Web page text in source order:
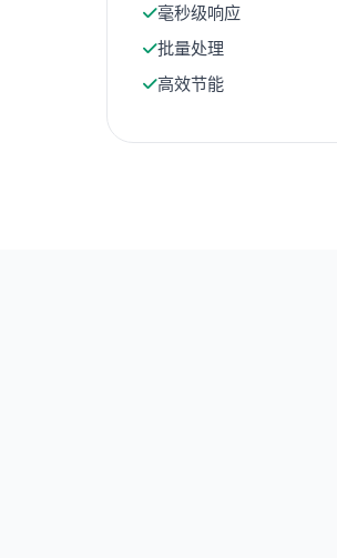
毫秒级响应
批量处理
高效节能